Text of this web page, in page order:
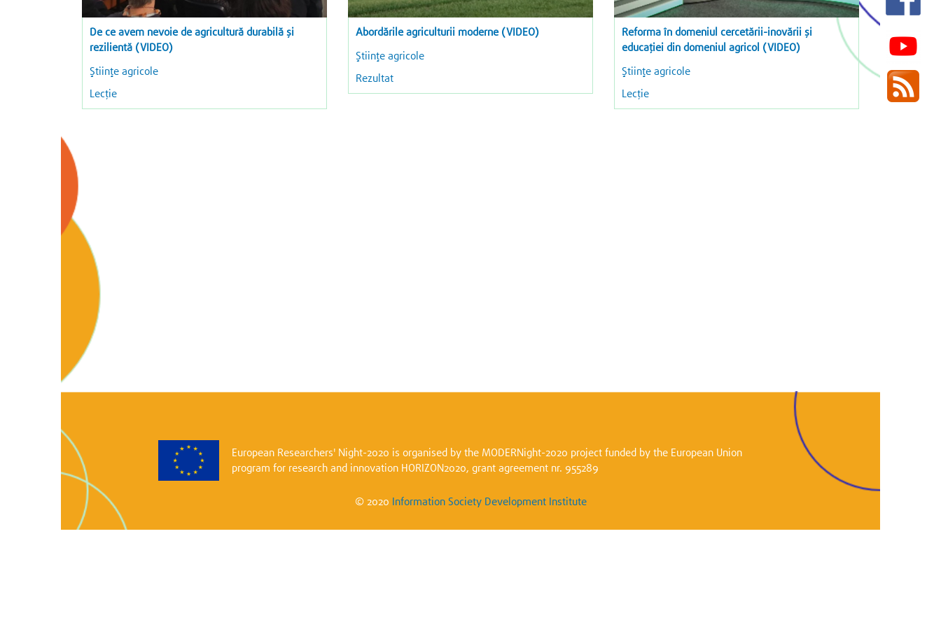
De ce avem nevoie de agricultură durabilă și
rezilientă (VIDEO)
Ştiinţe agricole
Lecție
Abordările agriculturii moderne (VIDEO)
Ştiinţe agricole
Rezultat
Reforma în domeniul cercetării-inovării și
educației din domeniul agricol (VIDEO)
Ştiinţe agricole
Lecție
European Researchers' Night-2020 is organised by the MODERNight-2020 project funded by the European Union
program for research and innovation HORIZON2020, grant agreement nr. 955289
© 2020 Information Society Development Institute